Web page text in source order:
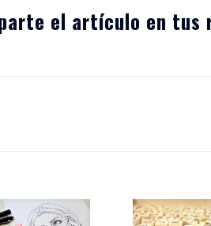
el artículo en tus